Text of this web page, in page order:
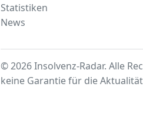
Statistiken
News
© 2026 Insolvenz-Radar. Alle
keine Garantie für die